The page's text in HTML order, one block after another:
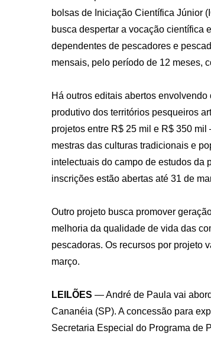
bolsas de Iniciação Científica Júnior
busca despertar a vocação científica
dependentes de pescadores e
mensais, pelo período de 12 meses,
Há outros editais abertos
produtivo dos territórios pesqueiros
projetos entre R$ 25 mil e R$ 350
mestras das culturas tradicionais e
intelectuais do campo de estudos da
inscrições estão abertas até 31 de
Outro projeto busca promover
melhoria da qualidade de vida das
pescadoras. Os recursos por projeto
março.
LEILÕES — André de Paula vai
Cananéia (SP). A concessão para
Secretaria Especial do Programa de